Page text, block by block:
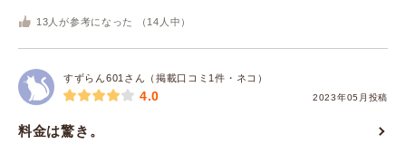
13 人が参考になった （ 14 人中）
すずらん601さん（掲載口コミ1件・ネコ）
2023年05月投稿
4.0
料金は驚き。